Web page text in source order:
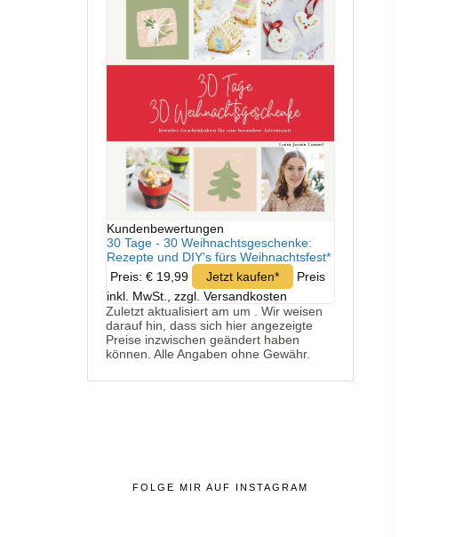
Kundenbewertungen
30 Tage - 30 Weihnachtsgeschenke:
Rezepte und DIY's fürs Weihnachtsfest*
Preis: € 19,99
Jetzt kaufen*
Preis
inkl. MwSt., zzgl. Versandkosten
Zuletzt aktualisiert am um . Wir weisen
darauf hin, dass sich hier angezeigte
Preise inzwischen geändert haben
können. Alle Angaben ohne Gewähr.
FOLGE MIR AUF INSTAGRAM